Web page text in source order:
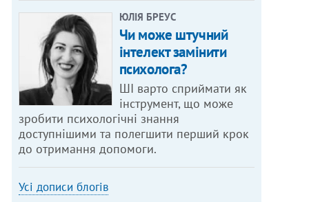
ЮЛІЯ БРЕУС
Чи може штучний
інтелект замінити
психолога?
ШІ варто сприймати як
інструмент, що може
зробити психологічні знання
доступнішими та полегшити перший крок
до отримання допомоги.
Усі дописи блогів